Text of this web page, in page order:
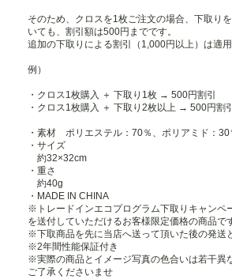
そのため、クロスを1枚ご注文の場合、下取り
いても、割引額は500円までです。
追加の下取りによる割引（1,000円以上）は適用
例）
・クロス1枚購入 ＋ 下取り1枚 → 500円割引
・クロス1枚購入 ＋ 下取り2枚以上 → 500円割
・素材 ポリエステル：70％、ポリアミド：30
・サイズ
約32×32cm
・重さ
約40g
・MADE IN CHINA
※トレードインエコプログラム下取りキャンペ
を送付していただけるお客様限定価格の商品で
※下取商品を先に当店へ送って頂いた後の発送
※2年間性能保証付き
※実際の商品とイメージ写真の色合いは若干異
ご了承くださいませ